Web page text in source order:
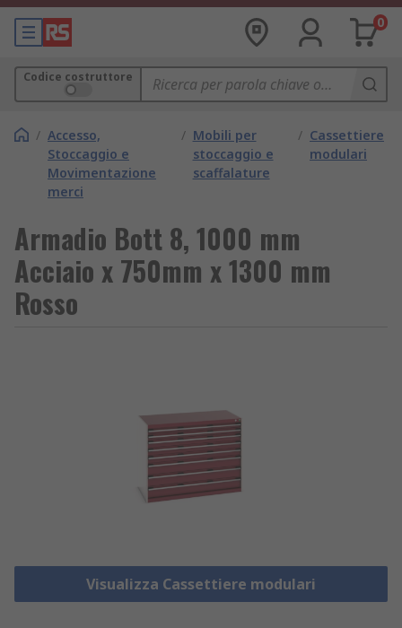
0
Codice costruttore
/ Accesso,
Stoccaggio e
Movimentazione
merci
/ Mobili per
stoccaggio e
scaffalature
/ Cassettiere
modulari
Armadio Bott 8, 1000 mm
Acciaio x 750mm x 1300 mm
Rosso
Visualizza Cassettiere modulari